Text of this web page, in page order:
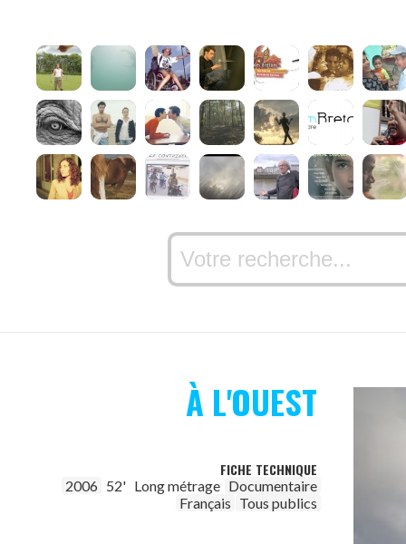
À L'OUEST
FICHE TECHNIQUE
2006 52' Long métrage Documentaire
Français Tous publics